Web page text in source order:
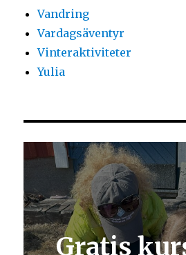
Vandring
Vardagsäventyr
Vinteraktiviteter
Yulia
Gratis